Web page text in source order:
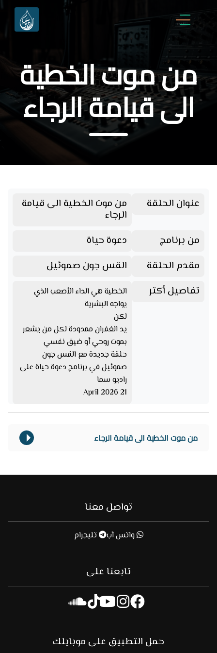
من موت الخطية
الى قيامة الرجاء
عنوان الحلقة من موت الخطية الى قيامة
الرجاء
من برنامج
دعوة حياة
مقدم الحلقة
القس جون صموئيل
تفاصيل أكتر
الخطية هي الداء الأصعب الذي
يواجه البشرية
لكن
يد الغفران ممدودة لكل من يشعر
بموت روحي أو ضيق نفسي
حلقة جديدة مع القس جون
صموئيل في برنامج دعوة حياة على
راديو سما
21 April 2026
من موت الخطية الى قيامة الرجاء
تواصل معنا
واتس آب تليجرام
تابعنا على
حمل التطبيق على موبايلك